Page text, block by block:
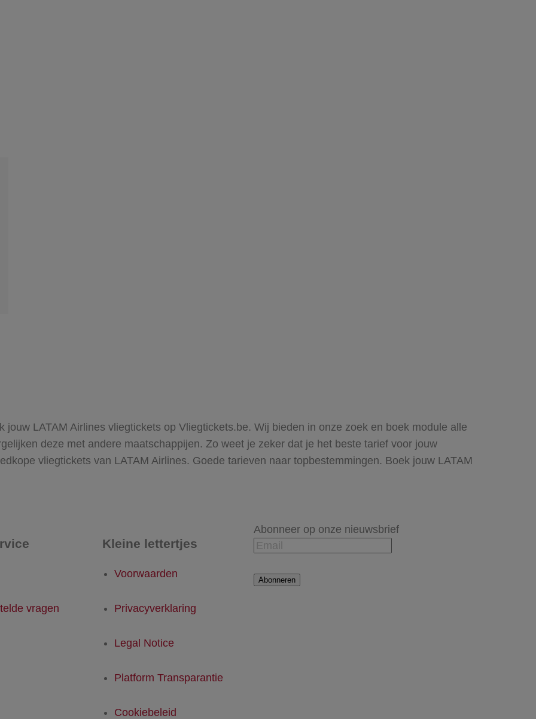
jouw LATAM Airlines vliegtickets op Vliegtickets.be. Wij bieden in onze zoek en boek module alle
deze met andere maatschappijen. Zo weet je zeker dat je het beste tarief voor jouw
vliegtickets van LATAM Airlines. Goede tarieven naar topbestemmingen. Boek jouw LATAM
vragen
Kleine lettertjes
Voorwaarden
Privacyverklaring
Legal Notice
Platform Transparantie
Cookiebeleid
Abonneer op onze nieuwsbrief
Abonneren